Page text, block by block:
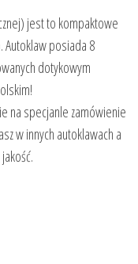
jest to kompaktowe
Autoklaw posiada 8
dotykowym
na specjanle zamówienie
w innych autoklawach a